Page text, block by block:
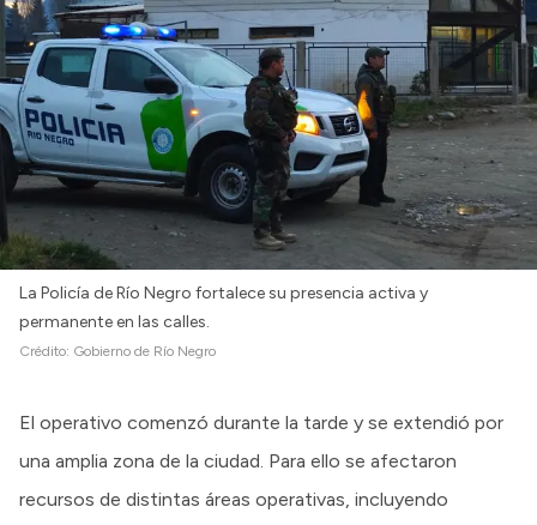
La Policía de Río Negro fortalece su presencia activa y
permanente en las calles.
Crédito: Gobierno de Río Negro
El operativo comenzó durante la tarde y se extendió por
una amplia zona de la ciudad. Para ello se afectaron
recursos de distintas áreas operativas, incluyendo